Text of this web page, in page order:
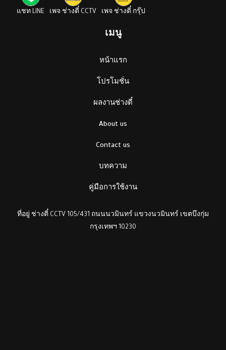
แชท LINE เพจ ช่างตี๋ CCTV เพจ ช่างตี๋ กรุ๊ป
เมนู
หน้าแรก
โปรโมชั่น
ผลงานช่างตี๋
About us
Contact us
บทความ
คู่มือการใช้งาน
ที่อยู่ ช่างตี๋ CCTV 105/431 ถนนนวมินทร์ แขวงนวมินทร์ เขตบึงกุ่ม
กรุงเทพฯ 10230